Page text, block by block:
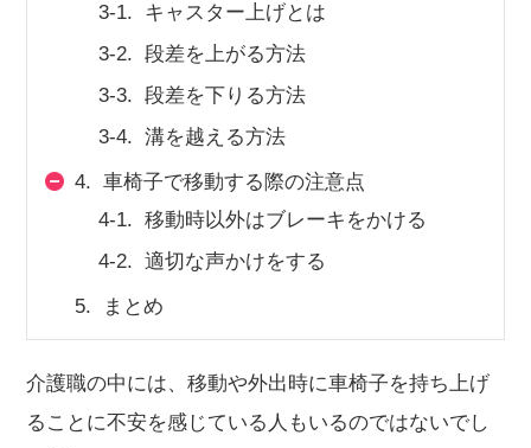
3-1.
キャスター上げとは
3-2. 段差を上がる方法
3-3. 段差を下りる方法
3-4. 溝を越える方法
4. 車椅子で移動する際の注意点
4-1. 移動時以外はブレーキをかける
4-2. 適切な声かけをする
5.
まとめ
介護職の中には、移動や外出時に車椅子を持ち上げ
ることに不安を感じている人もいるのではないでし